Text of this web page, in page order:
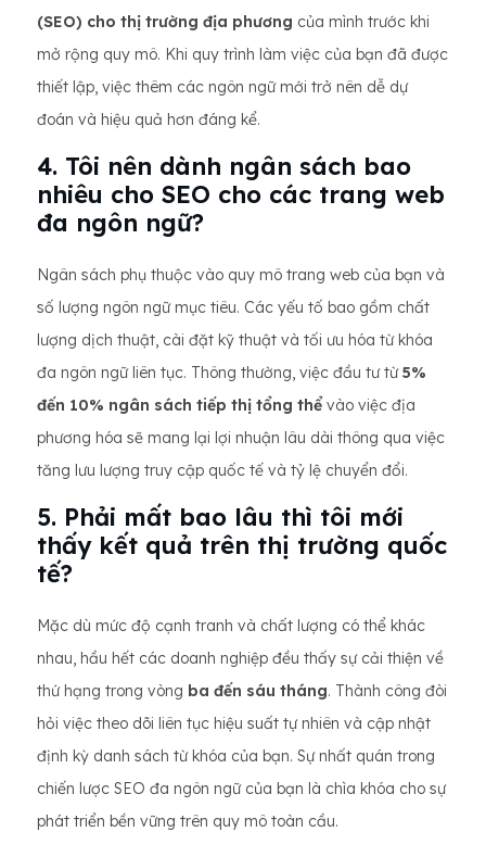
(SEO) cho thị trường địa phương của mình trước khi
mở rộng quy mô. Khi quy trình làm việc của bạn đã được
thiết lập, việc thêm các ngôn ngữ mới trở nên dễ dự
đoán và hiệu quả hơn đáng kể.
4. Tôi nên dành ngân sách bao
nhiêu cho SEO cho các trang web
đa ngôn ngữ?
Ngân sách phụ thuộc vào quy mô trang web của bạn và
số lượng ngôn ngữ mục tiêu. Các yếu tố bao gồm chất
lượng dịch thuật, cài đặt kỹ thuật và tối ưu hóa từ khóa
đa ngôn ngữ liên tục. Thông thường, việc đầu tư từ5%
đến 10% ngân sách tiếp thị tổng thể vào việc địa
phương hóa sẽ mang lại lợi nhuận lâu dài thông qua việc
tăng lưu lượng truy cập quốc tế và tỷ lệ chuyển đổi.
5. Phải mất bao lâu thì tôi mới
thấy kết quả trên thị trường quốc
tế?
Mặc dù mức độ cạnh tranh và chất lượng có thể khác
nhau, hầu hết các doanh nghiệp đều thấy sự cải thiện về
thứ hạng trong vòng ba đến sáu tháng. Thành công đòi
hỏi việc theo dõi liên tục hiệu suất tự nhiên và cập nhật
định kỳ danh sách từ khóa của bạn. Sự nhất quán trong
chiến lược SEO đa ngôn ngữ của bạn là chìa khóa cho sự
phát triển bền vững trên quy mô toàn cầu.